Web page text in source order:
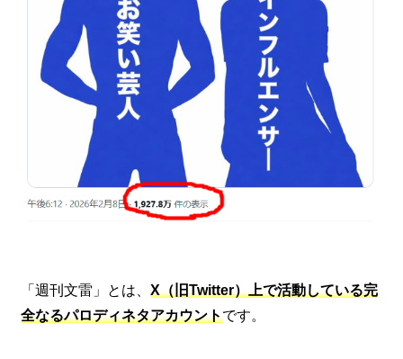
「週刊文雷」とは、 X（旧Twitter）上で活動している完
全なるパロディネタアカウントです。